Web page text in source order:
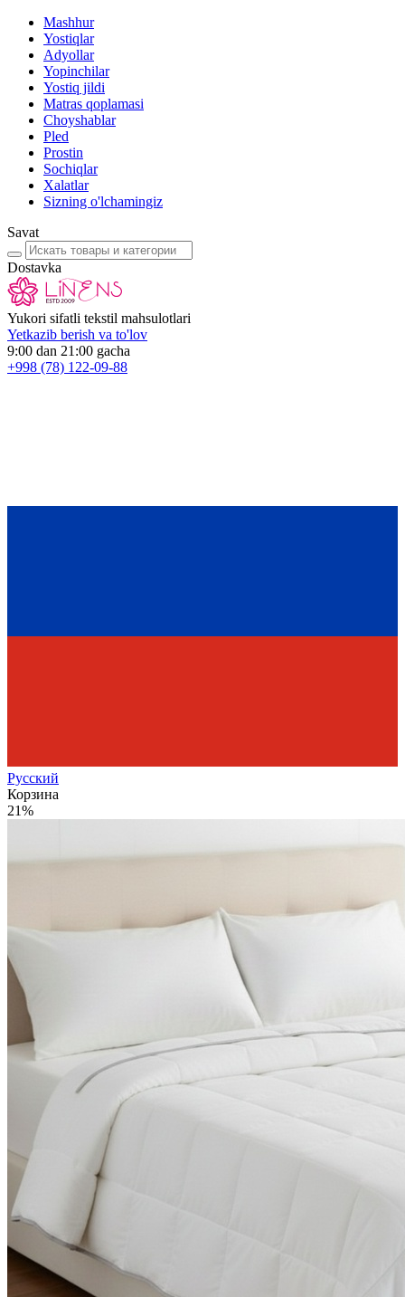
Mashhur
Yostiqlar
Adyollar
Yopinchilar
Yostiq jildi
Matras qoplamasi
Choyshablar
Pled
Prostin
Sochiqlar
Xalatlar
Sizning o'lchamingiz
Savat
Dostavka
Yukori sifatli tekstil mahsulotlari
Yetkazib berish va to'lov
9:00 dan 21:00 gacha
+998 (78) 122-09-88
Русский
Корзина
21%